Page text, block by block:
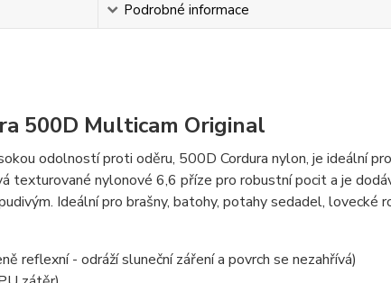
Podrobné informace
500D Multicam Original
odolností proti oděru, 500D Cordura nylon, je ideální
texturované nylonové 6,6 příze pro robustní pocit a je
Ideální pro brašny, batohy, potahy sedadel, lovecké
reflexní - odráží sluneční záření a povrch se nezahřívá)